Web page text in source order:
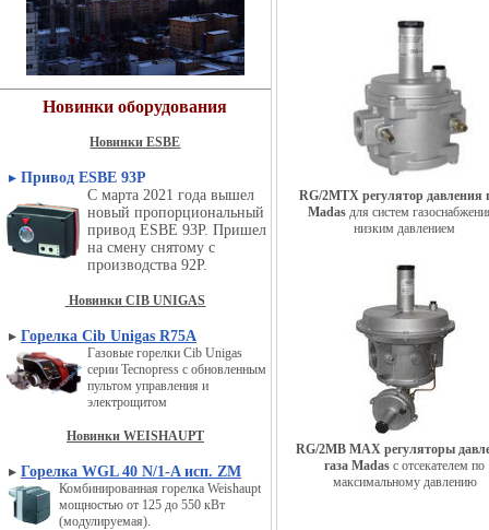
Новинки оборудования
Новинки ESBE
▸ Привод ESBE 93P
С марта 2021 года вышел
новый пропорциональный
привод ESBE 93P. Пришел
на смену снятому с
производства 92P.
Новинки CIB UNIGAS
▸ Горелка Cib Unigas R75A
Газовые горелки Cib Unigas
серии Tecnopress с обновленным
пультом управления и
электрощитом
Новинки WEISHAUPT
▸ Горелка WGL 40 N/1-A исп. ZM
Комбинированная горелка Weishaupt
мощностью от 125 до 550 кВт
(модулируемая).
RG/2MTX регулятор давления
Madas для систем
низким давлением
RG/2MB MAX регуляторы
газа Madasс отсекателем по
максимальному давлению